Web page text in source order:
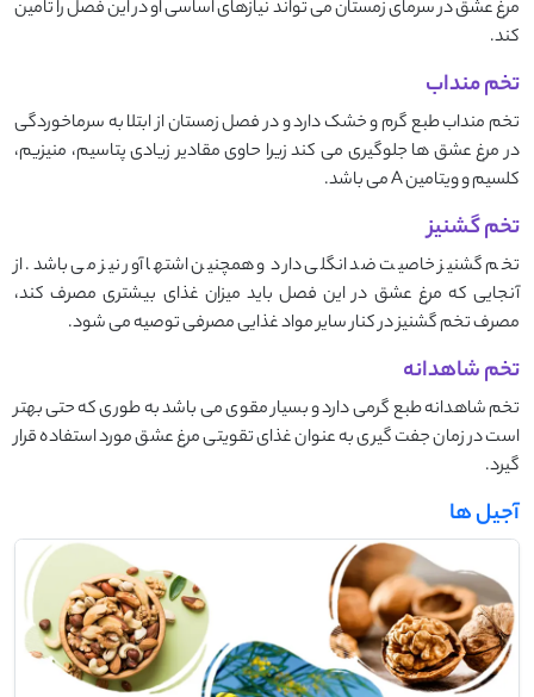
مرغ عشق در سرمای زمستان می تواند نیازهای اساسی او در این فصل را تامین
کند.
تخم منداب
تخم منداب طبع گرم و خشک دارد و در فصل زمستان از ابتلا به سرماخوردگی
در مرغ عشق ها جلوگیری می کند زیرا حاوی مقادیر زیادی پتاسیم، منیزیم،
کلسیم و ویتامین A می باشد.
تخم گشنیز
تخم گشنیز خاصیت ضد انگلی دارد و همچنین اشتها آور نیز می باشد. از
آنجایی که مرغ عشق در این فصل باید میزان غذای بیشتری مصرف کند،
مصرف تخم گشنیز در کنار سایر مواد غذایی مصرفی توصیه می شود.
تخم شاهدانه
تخم شاهدانه طبع گرمی دارد و بسیار مقوی می باشد به طوری که حتی بهتر
است در زمان جفت گیری به عنوان غذای تقویتی مرغ عشق مورد استفاده قرار
گیرد.
آجیل ها